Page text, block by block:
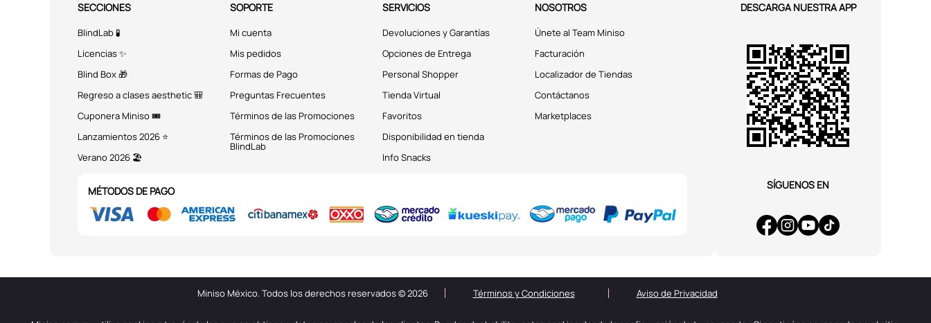
SECCIONES
BlindLab 🧪
Licencias ✨
Blind Box 🎁
Regreso a clases aesthetic 🎒
Cuponera Miniso 🎟️
Lanzamientos 2026 ⭐
Verano 2026 🏖️
SOPORTE
Mi cuenta
Mis pedidos
Formas de Pago
Preguntas Frecuentes
Términos de las Promociones
Términos de las Promociones
BlindLab
SERVICIOS
Devoluciones y Garantías
Opciones de Entrega
Personal Shopper
Tienda Virtual
Favoritos
Disponibilidad en tienda
Info Snacks
NOSOTROS
Únete al Team Miniso
Facturación
Localizador de Tiendas
Contáctanos
Marketplaces
MÉTODOS DE PAGO
DESCARGA NUESTRA APP
SÍGUENOS EN
Miniso México. Todos los derechos reservados © 2026 Términos y Condiciones Aviso de Privacidad